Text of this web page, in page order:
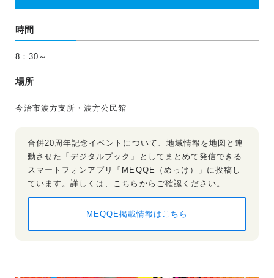
時間
8：30～
場所
今治市波方支所・波方公民館
合併20周年記念イベントについて、地域情報を地図と連
動させた「デジタルブック」としてまとめて発信できる
スマートフォンアプリ「MEQQE（めっけ）」に投稿し
ています。詳しくは、こちらからご確認ください。
MEQQE掲載情報はこちら